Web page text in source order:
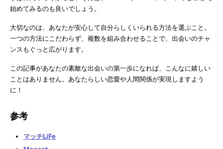
始めてみるのも良いでしょう。
大切なのは、あなたが安心して自分らしくいられる方法を選ぶこと。
一つの方法にこだわらず、複数を組み合わせることで、出会いのチャ
ンスもぐっと広がります。
この記事があなたの素敵な出会いの第一歩になれば、こんなに嬉しい
ことはありません。あなたらしい恋愛や人間関係が実現しますよう
に！
参考
マッチLiFe